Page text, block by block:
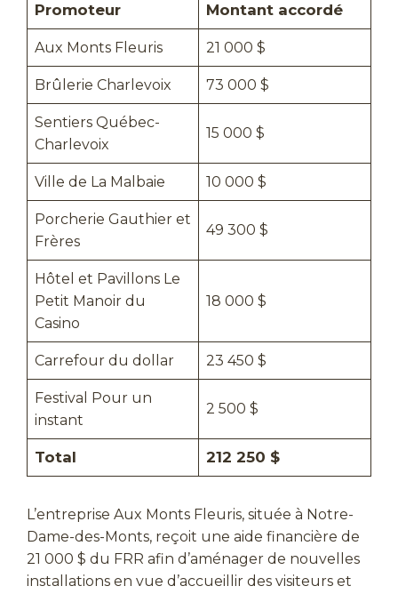
Promoteur Montant accordé
Aux Monts Fleuris 21 000 $
Brûlerie Charlevoix 73 000 $
Sentiers Québec-
Charlevoix
15 000 $
Ville de La Malbaie 10 000 $
Porcherie Gauthier et
Frères
49 300 $
Hôtel et Pavillons Le
Petit Manoir du
Casino
18 000 $
Carrefour du dollar 23 450 $
Festival Pour un
instant
2 500 $
Total 212 250 $
L’entreprise Aux Monts Fleuris, située à Notre-
Dame-des-Monts, reçoit une aide financière de
21 000 $ du FRR afin d’aménager de nouvelles
installations en vue d’accueillir des visiteurs et